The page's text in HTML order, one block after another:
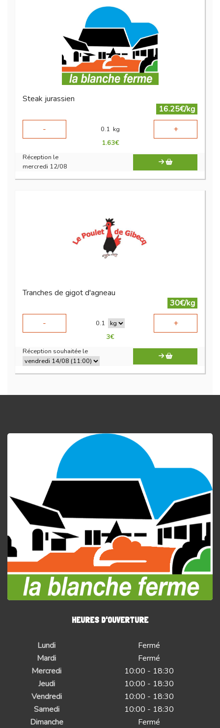
Steak jurassien
16.25€/kg
-
0.1 kg +
1.63€
Réception le
mercredi 12/08
Tranches de gigot d'agneau
30€/kg
-
0.1 +
3€
Réception souhaitée le
HEURES D'OUVERTURE
Lundi
Fermé
Mardi
Fermé
Mercredi
10:00 - 18:30
Jeudi
10:00 - 18:30
Vendredi
10:00 - 18:30
Samedi
10:00 - 18:30
Dimanche
Fermé